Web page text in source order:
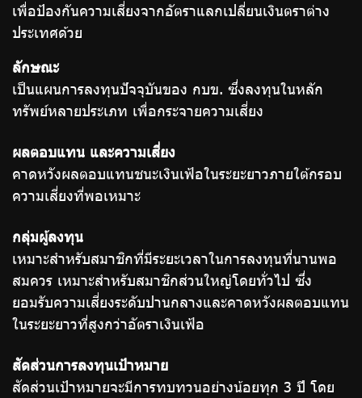
เพื่อป้องกันความเสี่ยงจากอัตราแลกเปลี่ยนเงินตราต่าง
ประเทศด้วย
ลักษณะ
เป็นแผนการลงทุนปัจจุบันของ กบข. ซึ่งลงทุนในหลัก
ทรัพย์หลายประเภท เพื่อกระจายความเสี่ยง
ผลตอบแทน และความเสี่ยง
คาดหวังผลตอบแทนชนะเงินเฟ้อในระยะยาวภายใต้กรอบ
ความเสี่ยงที่พอเหมาะ
กลุ่มผู้ลงทุน
เหมาะสำหรับสมาชิกที่มีระยะเวลาในการลงทุนที่นานพอ
สมควร เหมาะสำหรับสมาชิกส่วนใหญ่โดยทั่วไป ซึ่ง
ยอมรับความเสี่ยงระดับปานกลางและคาดหวังผลตอบแทน
ในระยะยาวที่สูงกว่าอัตราเงินเฟ้อ
สัดส่วนการลงทุนเป้าหมาย
สัดส่วนเป้าหมายจะมีการทบทวนอย่างน้อยทุก 3 ปี โดย